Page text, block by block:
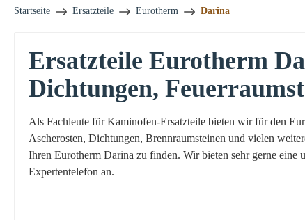
Startseite Ersatzteile Eurotherm Darina
Ersatzteile Eurotherm
Dichtungen,
Als Fachleute für Kaminofen-Ersatzteile bieten wir für den
Ascherosten, Dichtungen, Brennraumsteinen und vielen
Ihren Eurotherm Darina zu finden. Wir bieten sehr gerne eine
Expertentelefon an.